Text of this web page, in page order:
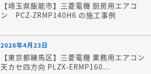
【埼玉県飯能市】三菱電機 厨房用エアコ
ン PCZ-ZRMP140H6 の施工事例
2026年4月23日
【東京都練馬区】三菱電機 業務用エアコン
天カセ四方向 PLZX-ERMP160...